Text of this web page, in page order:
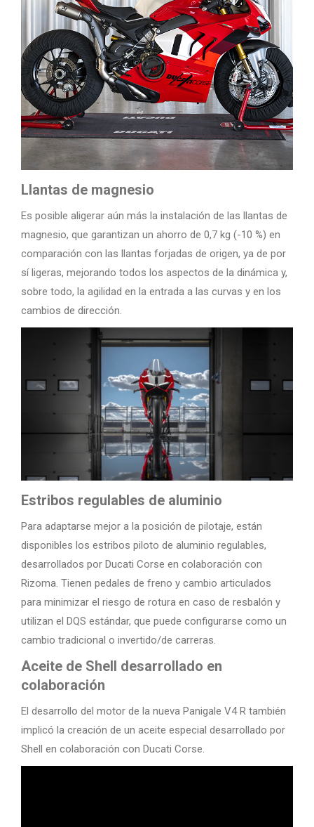
Llantas de magnesio
Es posible aligerar aún más la instalación de las llantas de
magnesio, que garantizan un ahorro de 0,7 kg (-10 %) en
comparación con las llantas forjadas de origen, ya de por
sí ligeras, mejorando todos los aspectos de la dinámica y,
sobre todo, la agilidad en la entrada a las curvas y en los
cambios de dirección.
Estribos regulables de aluminio
Para adaptarse mejor a la posición de pilotaje, están
disponibles los estribos piloto de aluminio regulables,
desarrollados por Ducati Corse en colaboración con
Rizoma. Tienen pedales de freno y cambio articulados
para minimizar el riesgo de rotura en caso de resbalón y
utilizan el DQS estándar, que puede configurarse como un
cambio tradicional o invertido/de carreras.
Aceite de Shell desarrollado en
colaboración
El desarrollo del motor de la nueva Panigale V4 R también
implicó la creación de un aceite especial desarrollado por
Shell en colaboración con Ducati Corse.